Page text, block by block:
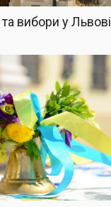
вибори у Львові